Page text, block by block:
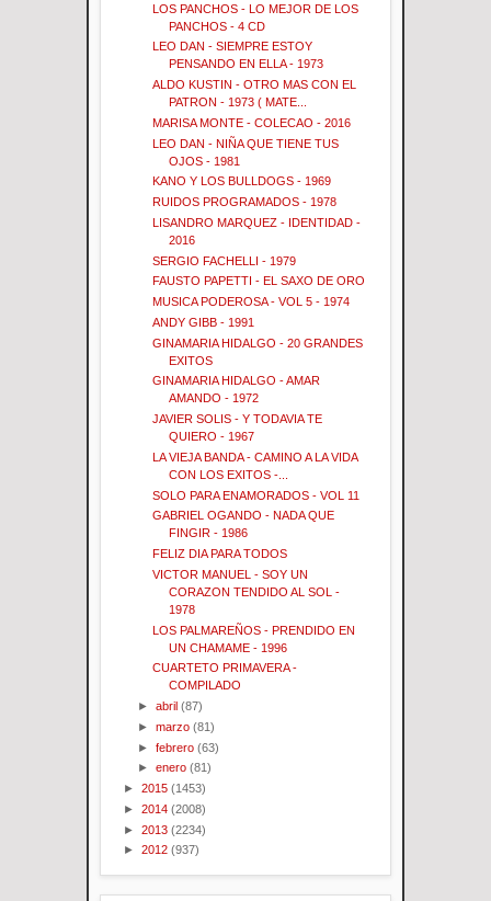
LOS PANCHOS - LO MEJOR DE LOS
PANCHOS - 4 CD
LEO DAN - SIEMPRE ESTOY
PENSANDO EN ELLA - 1973
ALDO KUSTIN - OTRO MAS CON EL
PATRON - 1973 ( MATE...
MARISA MONTE - COLECAO - 2016
LEO DAN - NIÑA QUE TIENE TUS
OJOS - 1981
KANO Y LOS BULLDOGS - 1969
RUIDOS PROGRAMADOS - 1978
LISANDRO MARQUEZ - IDENTIDAD -
2016
SERGIO FACHELLI - 1979
FAUSTO PAPETTI - EL SAXO DE ORO
MUSICA PODEROSA - VOL 5 - 1974
ANDY GIBB - 1991
GINAMARIA HIDALGO - 20 GRANDES
EXITOS
GINAMARIA HIDALGO - AMAR
AMANDO - 1972
JAVIER SOLIS - Y TODAVIA TE
QUIERO - 1967
LA VIEJA BANDA - CAMINO A LA VIDA
CON LOS EXITOS -...
SOLO PARA ENAMORADOS - VOL 11
GABRIEL OGANDO - NADA QUE
FINGIR - 1986
FELIZ DIA PARA TODOS
VICTOR MANUEL - SOY UN
CORAZON TENDIDO AL SOL -
1978
LOS PALMAREÑOS - PRENDIDO EN
UN CHAMAME - 1996
CUARTETO PRIMAVERA -
COMPILADO
►abril (87)
►marzo (81)
►febrero (63)
►enero (81)
► 2015 (1453)
► 2014 (2008)
► 2013 (2234)
► 2012 (937)